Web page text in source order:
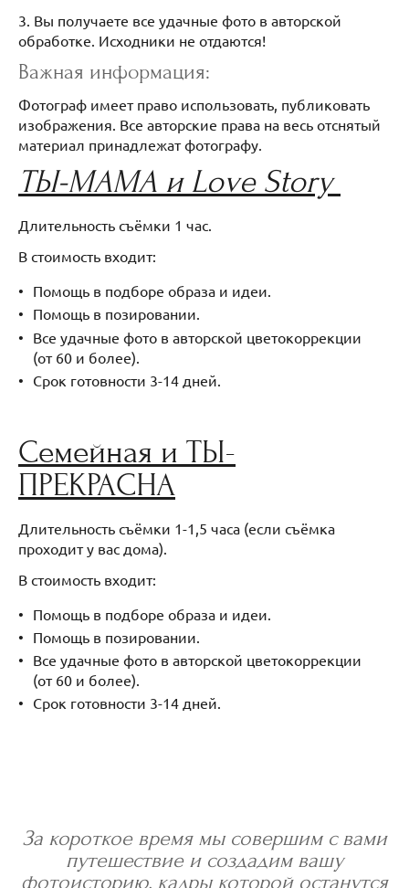
3. Вы получаете все удачные фото в авторской
обработке. Исходники не отдаются!
Важная информация:
Фотограф имеет право использовать, публиковать
изображения. Все авторские права на весь отснятый
материал принадлежат фотографу.
ТЫ-МАМА и Love Story
Длительность съёмки 1 час.
В стоимость входит:
Помощь в подборе образа и идеи.
Помощь в позировании.
Все удачные фото в авторской цветокоррекции
(от 60 и более).
Срок готовности 3-14 дней.
Семейная и ТЫ-
ПРЕКРАСНА
Длительность съёмки 1-1,5 часа (если съёмка
проходит у вас дома).
В стоимость входит:
Помощь в подборе образа и идеи.
Помощь в позировании.
Все удачные фото в авторской цветокоррекции
(от 60 и более).
Срок готовности 3-14 дней.
За короткое время мы совершим с вами
путешествие и создадим вашу
фотоисторию, кадры которой останутся